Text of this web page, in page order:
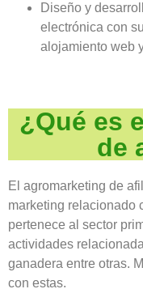
Diseño y
electrónica con
alojamiento web
¿Qué es
de
El agromarketing de
marketing relacionado
pertenece al sector
actividades
ganadera entre otras.
con estas.